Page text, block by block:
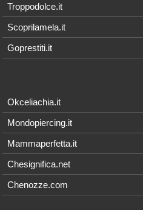
Troppodolce.it
Scoprilamela.it
Goprestiti.it
Okceliachia.it
Mondopiercing.it
Mammaperfetta.it
Chesignifica.net
Chenozze.com